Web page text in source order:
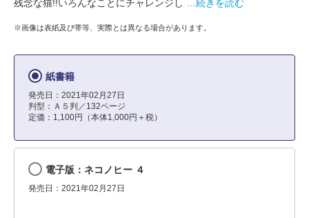
残念な猫!!いろんなことにチャレンジし
…続きを読む
※画像は表紙及び帯等、実際とは異なる場合があります。
紙書籍
発売日：2021年02月27日
判型：Ａ５判／132ページ
定価：1,100円（本体1,000円＋税）
電子版：ネコノヒー ４
発売日：2021年02月27日